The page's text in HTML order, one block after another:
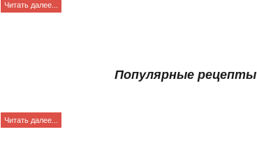
Читать далее...
Читать далее...
Популярные рецепты